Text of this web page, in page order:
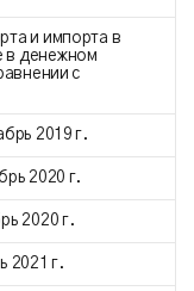
и импорта в
в денежном
с
2019 г.
2020 г.
2020 г.
2021 г.